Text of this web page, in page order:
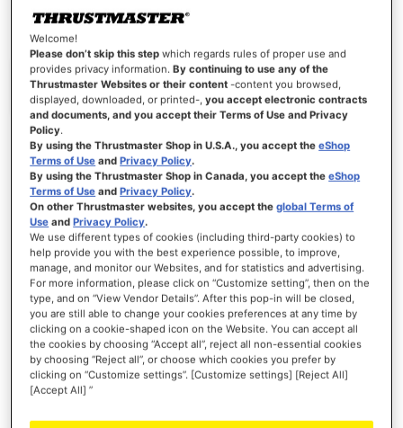
Mostrar palavra-passe
INICIAR SESSÃO
Esqueceu-se da Palavra-passe?
NOVOS CLIENTES
Criar uma conta online tem muitas vantagens: finalizar as encomendas mais
rapidamente, gravar mais que uma morada, seguir o estado das suas encomendas e
muito mais.
CRIAR UMA CONTA
Welcome!
Please don’t skip this step which regards rules of proper use and
provides privacy information.By continuing to use any of the
Thrustmaster Websites or their content -content you browsed,
displayed, downloaded, or printed-,you accept electronic contracts
and documents, and you accept their Terms of Use and Privacy
Policy.
By using the Thrustmaster Shop in U.S.A., you accept theeShop
Terms of Use andPrivacy Policy.
By using the Thrustmaster Shop in Canada, you accept theeShop
Terms of Use andPrivacy Policy.
On other Thrustmaster websites, you accept theglobal Terms of
Use andPrivacy Policy.
We use different types of cookies (including third-party cookies) to
help provide you with the best experience possible, to improve,
manage, and monitor our Websites, and for statistics and advertising.
For more information, please click on “Customize setting”, then on the
type, and on “View Vendor Details”. After this pop-in will be closed,
you are still able to change your cookies preferences at any time by
clicking on a cookie-shaped icon on the Website. You can accept all
the cookies by choosing “Accept all”, reject all non-essential cookies
by choosing “Reject all”, or choose which cookies you prefer by
clicking on “Customize settings”. [Customize settings] [Reject All]
[Accept All] ”